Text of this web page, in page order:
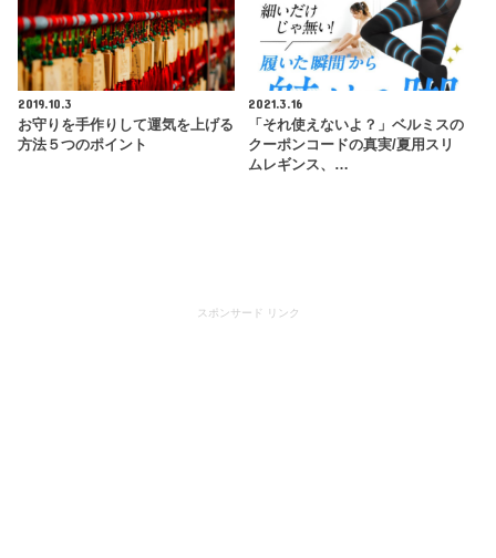
2019.10.3
お守りを手作りして運気を上げる
方法５つのポイント
2021.3.16
「それ使えないよ？」ベルミスの
クーポンコードの真実/夏用スリ
ムレギンス、…
スポンサード リンク